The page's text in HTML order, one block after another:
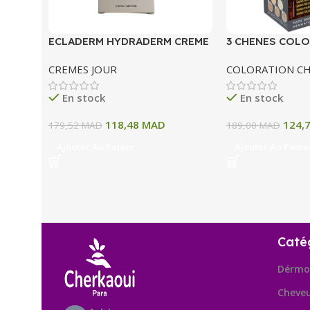
ECLADERM HYDRADERM CREME
ML
CREMES JOUR
En stock
179,52MAD 118,48 MAD
3 CHENES
A BLOND CLAIR
COLORATION
En stock
189,00MAD